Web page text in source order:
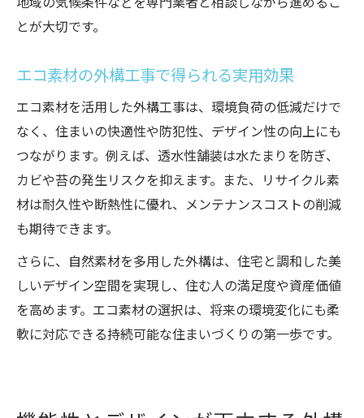
とが大切です。
エコ素材の外構工事で得られる実用効果
エコ素材を活用した外構工事は、環境負荷の低減だけで
なく、住まいの快適性や防犯性、デザイン性の向上にも
つながります。例えば、透水性舗装は水たまりを防ぎ、
カビや苔の発生リスクを抑えます。また、リサイクル素
材は耐久性や断熱性に優れ、メンテナンスコストの削減
も期待できます。
さらに、自然素材を多用した外構は、住宅と調和した美
しいデザイン空間を実現し、住む人の満足度や資産価値
を高めます。エコ素材の選択は、将来の環境変化にも柔
軟に対応できる持続可能な住まいづくりの第一歩です。